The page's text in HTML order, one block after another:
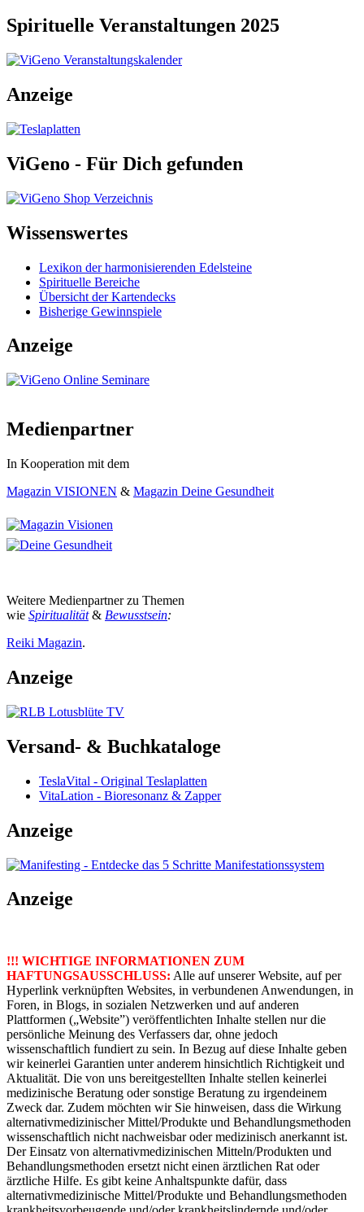
Spirituelle Veranstaltungen 2025
Anzeige
ViGeno - Für Dich gefunden
Wissenswertes
Lexikon der harmonisierenden Edelsteine
Spirituelle Bereiche
Übersicht der Kartendecks
Bisherige Gewinnspiele
Anzeige
Medienpartner
In Kooperation mit dem
Magazin VISIONEN & Magazin Deine Gesundheit
Weitere Medienpartner zu Themen
wie Spiritualität& Bewusstsein:
Reiki Magazin.
Anzeige
Versand- & Buchkataloge
TeslaVital - Original Teslaplatten
VitaLation - Bioresonanz & Zapper
Anzeige
Anzeige
!!! WICHTIGE INFORMATIONEN ZUM
HAFTUNGSAUSSCHLUSS: Alle auf unserer Website, auf per
Hyperlink verknüpften Websites, in verbundenen Anwendungen, in
Foren, in Blogs, in sozialen Netzwerken und auf anderen
Plattformen („Website”) veröffentlichten Inhalte stellen nur die
persönliche Meinung des Verfassers dar, ohne jedoch
wissenschaftlich fundiert zu sein. In Bezug auf diese Inhalte geben
wir keinerlei Garantien unter anderem hinsichtlich Richtigkeit und
Aktualität. Die von uns bereitgestellten Inhalte stellen keinerlei
medizinische Beratung oder sonstige Beratung zu irgendeinem
Zweck dar. Zudem möchten wir Sie hinweisen, dass die Wirkung
alternativmedizinischer Mittel/Produkte und Behandlungsmethoden
wissenschaftlich nicht nachweisbar oder medizinisch anerkannt ist.
Der Einsatz von alternativmedizinischen Mitteln/Produkten und
Behandlungsmethoden ersetzt nicht einen ärztlichen Rat oder
ärztliche Hilfe. Es gibt keine Anhaltspunkte dafür, dass
alternativmedizinische Mittel/Produkte und Behandlungsmethoden